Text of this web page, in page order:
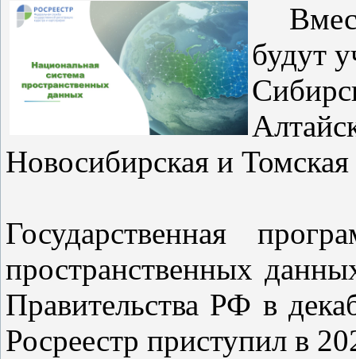
будут
Новосибирская и Томская
Государственная
пространственных
Правительства РФ в
Росреестр приступил в